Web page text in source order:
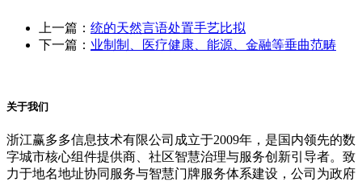
上一篇： 统的天然言语处置手艺比拟
下一篇： 业制制、医疗健康、能源、金融等垂曲范畴
关于我们
浙江赢多多信息技术有限公司成立于2009年，是国内领先的数
字城市核心组件提供商、社区智慧治理与服务创新引导者。致
力于地名地址协同服务与智慧门牌服务体系建设，公司为政府